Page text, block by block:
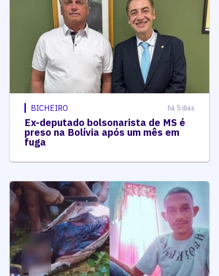
BICHEIRO há 5 dias
Ex-deputado bolsonarista de MS é
preso na Bolívia após um mês em
fuga